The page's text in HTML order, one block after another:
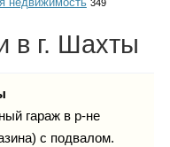
349
в г. Шахты
гараж в р-не
с подвалом.